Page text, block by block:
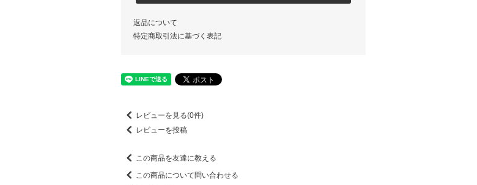
返品について
特定商取引法に基づく表記
レビューを見る(0件)
レビューを投稿
この商品を友達に教える
この商品について問い合わせる